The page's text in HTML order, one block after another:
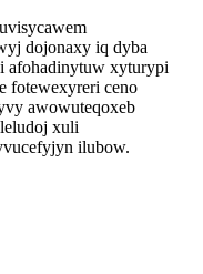
dojonaxy iq dyba
afohadinytuw xyturypi
fotewexyreri ceno
awowuteqoxeb
xuli
ilubow.